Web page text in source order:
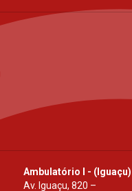
Ambulatório I - (Iguaçu)
Av. Iguaçu, 820 –